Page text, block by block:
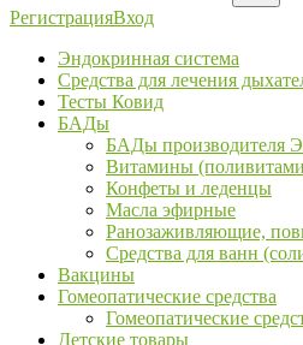
РегистрацияВход
Эндокринная система
Средства для лечения
Тесты Ковид
БАДы
БАДы производителя
Витамины
Конфеты и леденцы
Масла эфирные
Ранозаживляющие,
Средства для ванн
Вакцины
Гомеопатические средства
Гомеопатические
Детские товары